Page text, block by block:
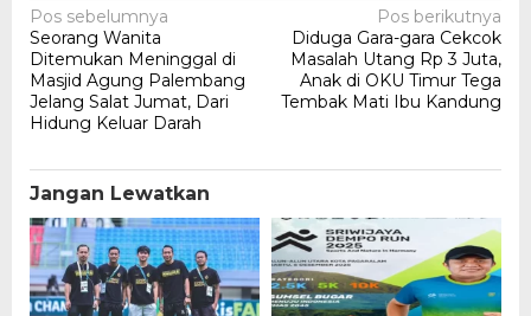
Navigasi
pos
Pos sebelumnya
Seorang Wanita
Ditemukan Meninggal di
Masjid Agung Palembang
Jelang Salat Jumat, Dari
Hidung Keluar Darah
Pos berikutnya
Diduga Gara-gara Cekcok
Masalah Utang Rp 3 Juta,
Anak di OKU Timur Tega
Tembak Mati Ibu Kandung
Jangan Lewatkan